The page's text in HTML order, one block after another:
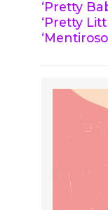
‘Pretty
‘Pretty